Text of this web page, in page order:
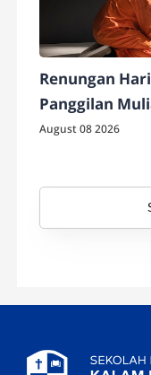
Renungan
Panggilan
August 08 2026